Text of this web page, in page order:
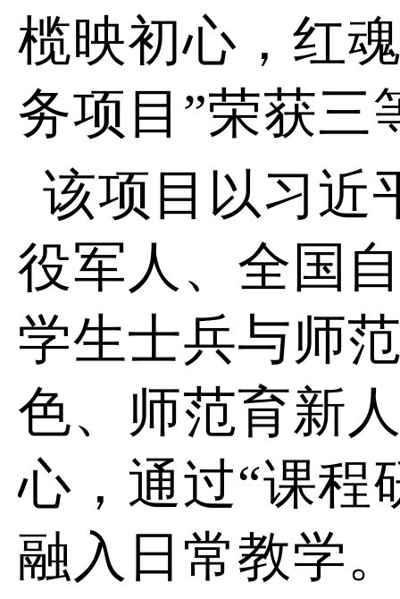
榄映初心，红
务项目”荣获三
该项目以习近
役军人、全国
学生士兵与师
色、师范育新
心，通过“课程
融入日常教学